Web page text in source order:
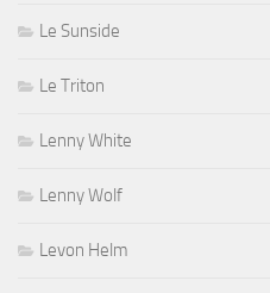
Le Sunside
Le Triton
Lenny White
Lenny Wolf
Levon Helm